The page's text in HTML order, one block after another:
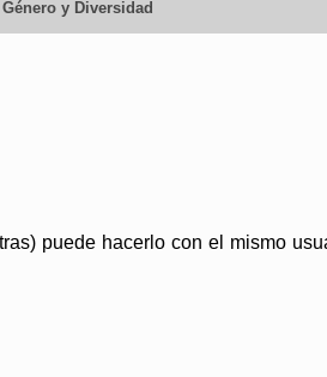
Género y Diversidad
puede hacerlo con el mismo